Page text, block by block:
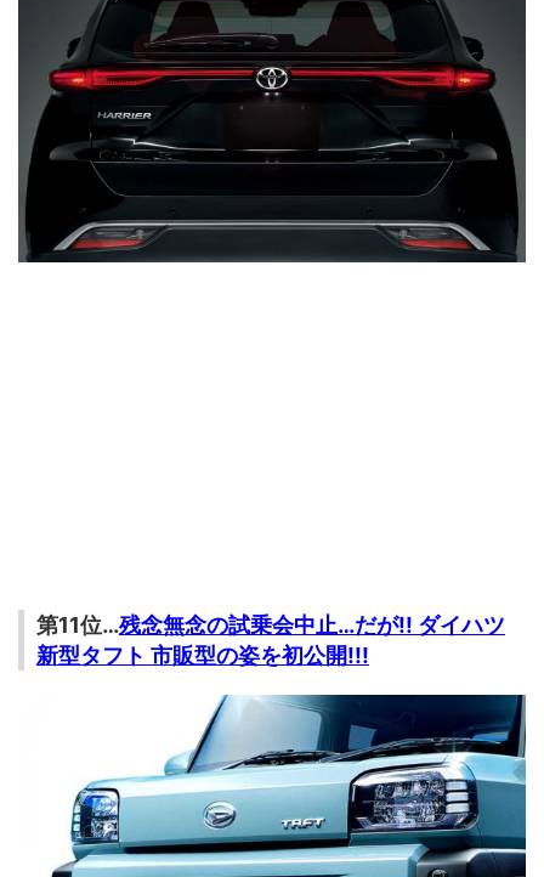
第11位…残念無念の試乗会中止…だが!! ダイハツ
新型タフト 市販型の姿を初公開!!!